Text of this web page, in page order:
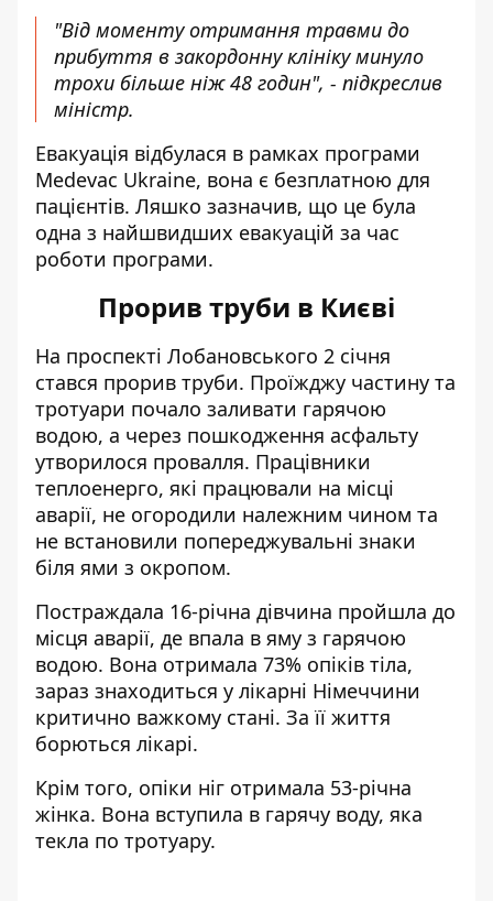
"Від моменту отримання травми до
прибуття в закордонну клініку минуло
трохи більше ніж 48 годин", - підкреслив
міністр.
Евакуація відбулася в рамках програми
Medevac Ukraine, вона є безплатною для
пацієнтів. Ляшко зазначив, що це була
одна з найшвидших евакуацій за час
роботи програми.
Прорив труби в Києві
На проспекті Лобановського 2 січня
стався прорив труби. Проїжджу частину та
тротуари почало заливати гарячою
водою, а через пошкодження асфальту
утворилося провалля. Працівники
теплоенерго, які працювали на місці
аварії, не огородили належним чином та
не встановили попереджувальні знаки
біля ями з окропом.
Постраждала 16-річна дівчина пройшла до
місця аварії, де впала в яму з гарячою
водою. Вона отримала 73% опіків тіла,
зараз знаходиться у лікарні Німеччини
критично важкому стані. За її життя
борються лікарі.
Крім того, опіки ніг отримала 53-річна
жінка. Вона вступила в гарячу воду, яка
текла по тротуару.